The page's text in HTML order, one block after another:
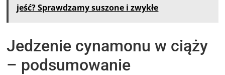
jeść? Sprawdzamy suszone i zwykłe
Jedzenie cynamonu w ciąży
– podsumowanie